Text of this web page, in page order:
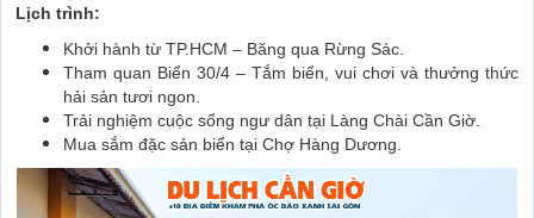
Lịch trình:
Khởi hành từ TP.HCM – Băng qua Rừng Sác.
Tham quan Biển 30/4 – Tắm biển, vui chơi và thưởng thức
hải sản tươi ngon.
Trải nghiệm cuộc sống ngư dân tại Làng Chài Cần Giờ.
Mua sắm đặc sản biển tại Chợ Hàng Dương.